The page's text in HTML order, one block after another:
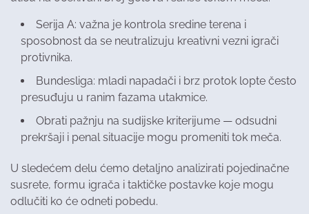
Serija A: važna je kontrola sredine terena i
sposobnost da se neutralizuju kreativni vezni igrači
protivnika.
Bundesliga: mladi napadači i brz protok lopte često
presuđuju u ranim fazama utakmice.
Obrati pažnju na sudijske kriterijume — odsudni
prekršaji i penal situacije mogu promeniti tok meča.
U sledećem delu ćemo detaljno analizirati pojedinačne
susrete, formu igrača i taktičke postavke koje mogu
odlučiti ko će odneti pobedu.